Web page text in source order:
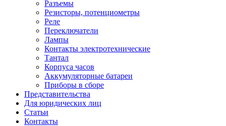
Разъемы
Резисторы, потенциометры
Реле
Переключатели
Лампы
Контакты электротехнические
Тантал
Корпуса часов
Аккумуляторные батареи
Приборы в сборе
Представительства
Для юридических лиц
Статьи
Контакты